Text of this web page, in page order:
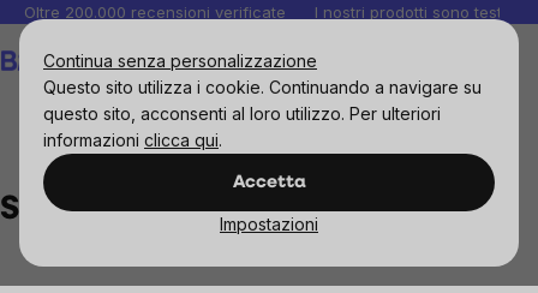
Continua senza personalizzazione
Questo sito utilizza i cookie. Continuando a navigare su
questo sito, acconsenti al loro utilizzo. Per ulteriori
informazioni clicca qui.
Accetta
Impostazioni
Salta
contenuto
Oltre 200.000 recensioni verificate I nostri prodotti sono testati
Solgar